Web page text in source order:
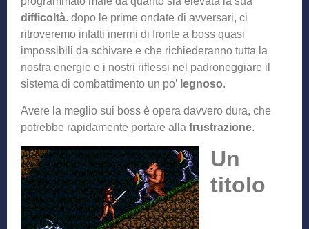
difficoltà. dopo le prime ondate di avversari, ci
ritroveremo infatti inermi di fronte a boss quasi
impossibili da schivare e che richiederanno tutta la
nostra energie e i nostri riflessi nel padroneggiare il
sistema di combattimento un po’ legnoso.
Avere la meglio sui boss è opera davvero dura, che
potrebbe rapidamente portare alla frustrazione.
Un
titolo